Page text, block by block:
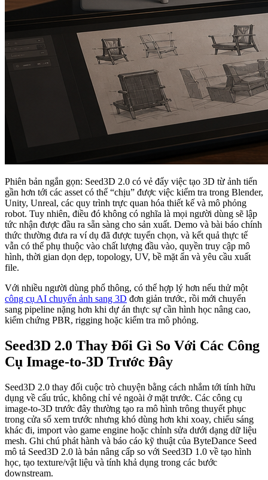
Phiên bản ngắn gọn: Seed3D 2.0 có vẻ đẩy việc tạo 3D từ ảnh tiến
gần hơn tới các asset có thể “chịu” được việc kiểm tra trong Blender,
Unity, Unreal, các quy trình trực quan hóa thiết kế và mô phỏng
robot. Tuy nhiên, điều đó không có nghĩa là mọi người dùng sẽ lập
tức nhận được đầu ra sẵn sàng cho sản xuất. Demo và bài báo chính
thức thường đưa ra ví dụ đã được tuyển chọn, và kết quả thực tế
vẫn có thể phụ thuộc vào chất lượng đầu vào, quyền truy cập mô
hình, thời gian dọn dẹp, topology, UV, bề mặt ẩn và yêu cầu xuất
file.
Với nhiều người dùng phổ thông, có thể hợp lý hơn nếu thử một
công cụ AI chuyển ảnh sang 3D đơn giản trước, rồi mới chuyển
sang pipeline nặng hơn khi dự án thực sự cần hình học nâng cao,
kiểm chứng PBR, rigging hoặc kiểm tra mô phỏng.
Seed3D 2.0 Thay Đổi Gì So Với Các Công
Cụ Image-to-3D Trước Đây
Seed3D 2.0 thay đổi cuộc trò chuyện bằng cách nhắm tới tính hữu
dụng về cấu trúc, không chỉ vẻ ngoài ở mặt trước. Các công cụ
image-to-3D trước đây thường tạo ra mô hình trông thuyết phục
trong cửa sổ xem trước nhưng khó dùng hơn khi xoay, chiếu sáng
khác đi, import vào game engine hoặc chỉnh sửa dưới dạng dữ liệu
mesh. Ghi chú phát hành và báo cáo kỹ thuật của ByteDance Seed
mô tả Seed3D 2.0 là bản nâng cấp so với Seed3D 1.0 về tạo hình
học, tạo texture/vật liệu và tính khả dụng trong các bước
downstream.